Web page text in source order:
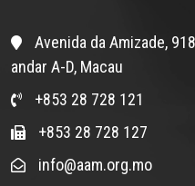
Avenida da Amizade,
andar A-D, Macau
+853 28 728 121
+853 28 728 127
info@aam.org.mo